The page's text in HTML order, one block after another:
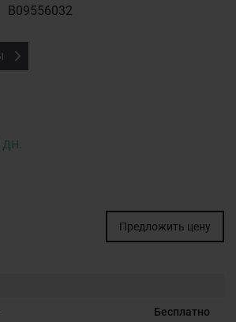
B09556032
Предложить цену
Бесплатно